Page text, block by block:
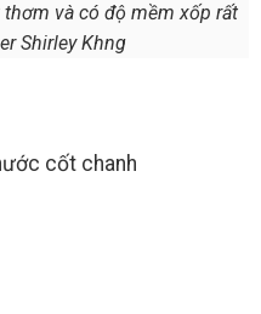
và có độ mềm xốp rất
Shirley Khng
cốt chanh